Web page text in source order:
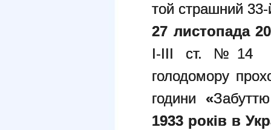
той страшний
27 листопада
І-ІІІ ст. №14
голодомору
години «Забуттю
1933 років в